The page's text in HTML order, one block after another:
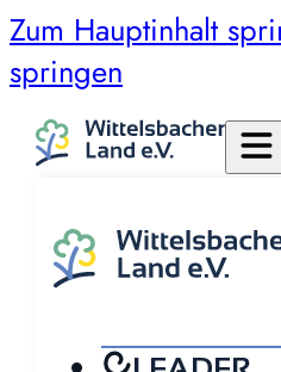
Zum Hauptinhalt
springen